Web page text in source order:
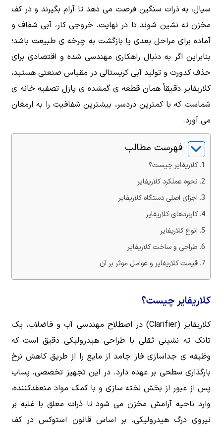
سیال، به ذرات سنگین فرصت می دهد تا آرام بگیرند و در کف
مخزن ته نشین شوند تا در نهایت، خروجی کار، آبی شفاف و
آماده برای مراحل بعدی یا بازگشت به چرخه ی طبیعت باشد؛
بنابراین اگر به دنبال راهکاری مهندسی شده و اقتصادی برای
حذف کدورت و تولید آبی کریستالی در مقیاس صنعتی هستید،
کلاریفایر دقیقاً همان قطعه ی گمشده ی پازل تصفیه خانه ی
شماست که با کمترین دردسر، بیشترین شفافیت را به ارمغان
می آورد.
فهرست مطالب
کلاریفایر چیست؟
نحوه عملکرد کلاریفایر
اجزای اصلی دستگاه کلاریفایر
کاربردهای کلاریفایر
انواع کلاریفایر
طراحی و ساخت کلاریفایر
قیمت کلاریفایر و عوامل موثر بر آن
کلاریفایر چیست؟
کلاریفایر (Clarifier) در اصطلاح مهندسی آب و فاضلاب، یک
تانک ته نشینی ثقلی با طراحی هیدرولیکی دقیق است که
وظیفه ی جداسازی فاز جامد از مایع را از طریق کاهش نرخ
بارگذاری سطحی بر عهده دارد. در این تجهیز تخصصی، پساب
پس از عبور از بخش لخته سازی و با کمک مواد منعقدکننده،
وارد ناحیه آرامش مخزن می شود تا ذرات معلق با غلبه بر
نیروی درگ هیدرولیکی، بر اساس قانون استوکس در کف